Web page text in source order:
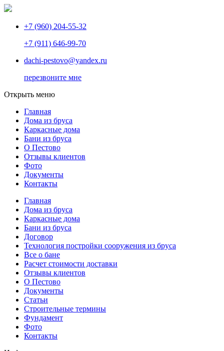
+7 (960) 204-55-32
+7 (911) 646-99-70
dachi-pestovo@yandex.ru
перезвоните мне
Открыть меню
Главная
Дома из бруса
Каркасные дома
Бани из бруса
О Пестово
Отзывы клиентов
Фото
Документы
Контакты
Главная
Дома из бруса
Каркасные дома
Бани из бруса
Договор
Технология постройки сооружения из бруса
Все о бане
Расчет стоимости доставки
Отзывы клиентов
О Пестово
Документы
Статьи
Строительные термины
Фундамент
Фото
Контакты